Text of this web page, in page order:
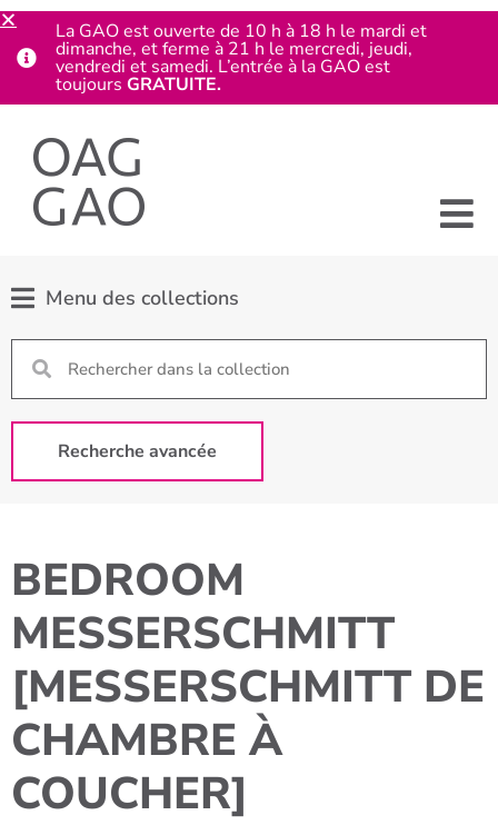
Menu des collections
Recherche avancée
BEDROOM
MESSERSCHMITT
[MESSERSCHMITT DE
CHAMBRE À
COUCHER]
La GAO est ouverte de 10 h à 18 h le mardi et
dimanche, et ferme à 21 h le mercredi, jeudi,
vendredi et samedi. L’entrée à la GAO est
toujours GRATUITE.